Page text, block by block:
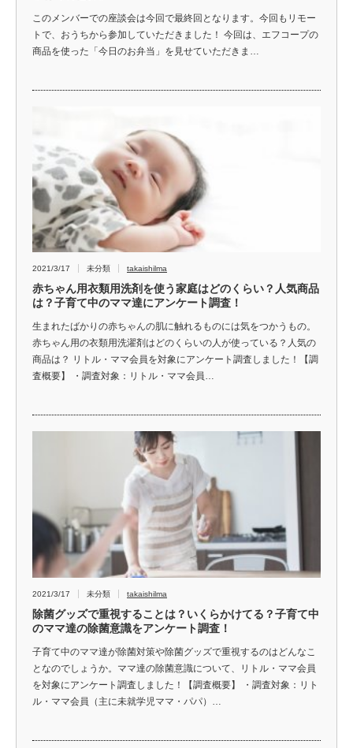
このメンバーでの座談会は今回で最終回となります。今回もリモー
トで、おうちから参加していただきました！ 今回は、エフコープの
商品を使った「今日のお弁当」を見せていただきま…
2021/3/17 未分類 takaishilma
赤ちゃん用衣類用洗剤を使う家庭はどのくらい？人気商品
は？子育て中のママ達にアンケート調査！
生まれたばかりの赤ちゃんの肌に触れるものには気をつかうもの。
赤ちゃん用の衣類用洗濯剤はどのくらいの人が使っている？人気の
商品は？ リトル・ママ会員を対象にアンケート調査しました！【調
査概要】 ・調査対象：リトル・ママ会員…
2021/3/17 未分類 takaishilma
除菌グッズで重視することは？いくらかけてる？子育て中
のママ達の除菌意識をアンケート調査！
子育て中のママ達が除菌対策や除菌グッズで重視するのはどんなこ
となのでしょうか。ママ達の除菌意識について、リトル・ママ会員
を対象にアンケート調査しました！【調査概要】 ・調査対象：リト
ル・ママ会員（主に未就学児ママ・パパ）…